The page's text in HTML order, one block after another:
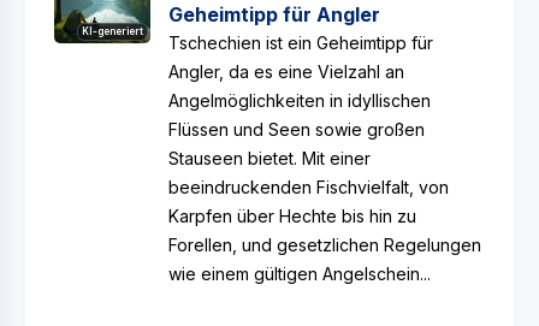
KI-generiert
Geheimtipp für Angler
Tschechien ist ein Geheimtipp für
Angler, da es eine Vielzahl an
Angelmöglichkeiten in idyllischen
Flüssen und Seen sowie großen
Stauseen bietet. Mit einer
beeindruckenden Fischvielfalt, von
Karpfen über Hechte bis hin zu
Forellen, und gesetzlichen Regelungen
wie einem gültigen Angelschein...